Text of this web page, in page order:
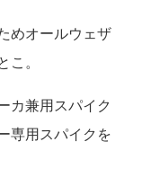
めオールウェザ
こ。
カ兼用スパイク
専用スパイク を